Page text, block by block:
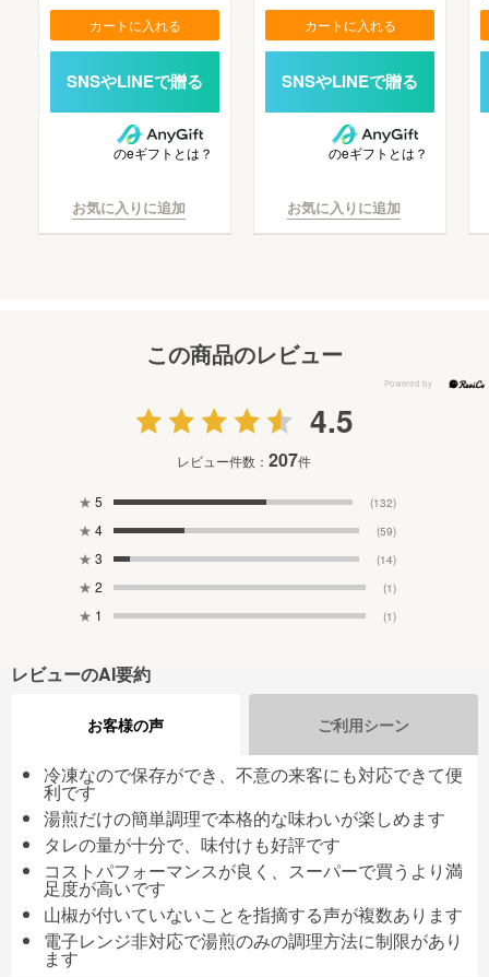
カートに入れる
のeギフトとは？
お気に入りに追加
カートに入れる
のeギフトとは？
お気に入りに追加
この商品のレビュー
4.5
レビュー件数：207件
★ 5 (132)
★ 4 (59)
★ 3 (14)
★ 2 (1)
★ 1 (1)
レビューのAI要約
お客様の声 ご利用シーン
冷凍なので保存ができ、不意の来客にも対応できて便
利です
湯煎だけの簡単調理で本格的な味わいが楽しめます
タレの量が十分で、味付けも好評です
コストパフォーマンスが良く、スーパーで買うより満
足度が高いです
山椒が付いていないことを指摘する声が複数あります
電子レンジ非対応で湯煎のみの調理方法に制限があり
ます